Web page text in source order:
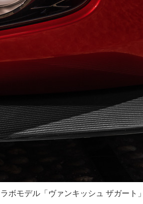
ボモデル「ヴァンキッシュ ザガート